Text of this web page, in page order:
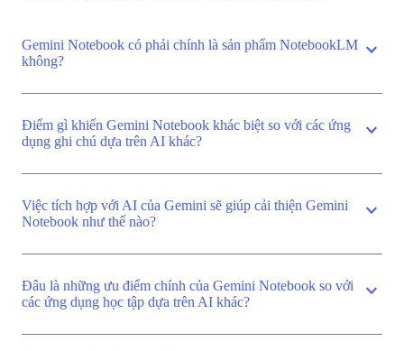
Gemini Notebook có phải chính là sản phẩm NotebookLM
không?
expand_more
Điểm gì khiến Gemini Notebook khác biệt so với các ứng
dụng ghi chú dựa trên AI khác?
expand_more
Việc tích hợp với AI của Gemini sẽ giúp cải thiện Gemini
Notebook như thế nào?
expand_more
Đâu là những ưu điểm chính của Gemini Notebook so với
các ứng dụng học tập dựa trên AI khác?
expand_more